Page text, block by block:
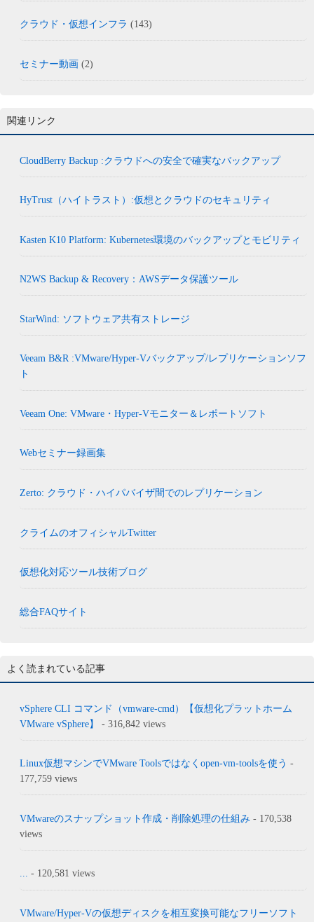
クラウド・仮想インフラ (143)
セミナー動画 (2)
関連リンク
CloudBerry Backup :クラウドへの安全で確実なバックアップ
HyTrust（ハイトラスト）:仮想とクラウドのセキュリティ
Kasten K10 Platform: Kubernetes環境のバックアップとモビリティ
N2WS Backup & Recovery：AWSデータ保護ツール
StarWind: ソフトウェア共有ストレージ
Veeam B&R :VMware/Hyper-Vバックアップ/レプリケーションソフ
ト
Veeam One: VMware・Hyper-Vモニター＆レポートソフト
Webセミナー録画集
Zerto: クラウド・ハイパバイザ間でのレプリケーション
クライムのオフィシャルTwitter
仮想化対応ツール技術ブログ
総合FAQサイト
よく読まれている記事
vSphere CLI コマンド（vmware-cmd）【仮想化プラットホーム
VMware vSphere】
- 316,842 views
Linux仮想マシンでVMware Toolsではなくopen-vm-toolsを使う -
177,759 views
VMwareのスナップショット作成・削除処理の仕組み - 170,538
views
... - 120,581 views
VMware/Hyper-Vの仮想ディスクを相互変換可能なフリーソフト